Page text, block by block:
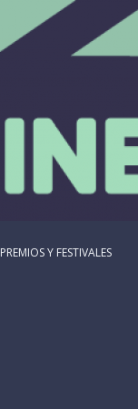
PREMIOS Y FESTIVALES